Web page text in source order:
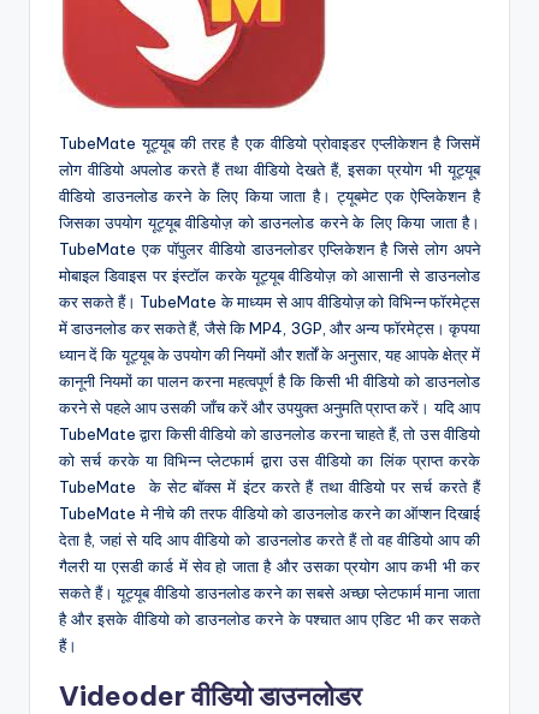
TubeMate यूट्यूब की तरह है एक वीडियो प्रोवाइडर एप्लीकेशन है जिसमें
लोग वीडियो अपलोड करते हैं तथा वीडियो देखते हैं, इसका प्रयोग भी यूट्यूब
वीडियो डाउनलोड करने के लिए किया जाता है। ट्यूबमेट एक ऐप्लिकेशन है
जिसका उपयोग यूट्यूब वीडियोज़ को डाउनलोड करने के लिए किया जाता है।
TubeMate एक पॉपुलर वीडियो डाउनलोडर एप्लिकेशन है जिसे लोग अपने
मोबाइल डिवाइस पर इंस्टॉल करके यूट्यूब वीडियोज़ को आसानी से डाउनलोड
कर सकते हैं। TubeMate के माध्यम से आप वीडियोज़ को विभिन्न फॉरमेट्स
में डाउनलोड कर सकते हैं, जैसे कि MP4, 3GP, और अन्य फॉरमेट्स। कृपया
ध्यान दें कि यूट्यूब के उपयोग की नियमों और शर्तों के अनुसार, यह आपके क्षेत्र में
कानूनी नियमों का पालन करना महत्वपूर्ण है कि किसी भी वीडियो को डाउनलोड
करने से पहले आप उसकी जाँच करें और उपयुक्त अनुमति प्राप्त करें। यदि आप
TubeMate द्वारा किसी वीडियो को डाउनलोड करना चाहते हैं, तो उस वीडियो
को सर्च करके या विभिन्न प्लेटफार्म द्वारा उस वीडियो का लिंक प्राप्त करके
TubeMate के सेट बॉक्स में इंटर करते हैं तथा वीडियो पर सर्च करते हैं
TubeMate मे नीचे की तरफ वीडियो को डाउनलोड करने का ऑप्शन दिखाई
देता है, जहां से यदि आप वीडियो को डाउनलोड करते हैं तो वह वीडियो आप की
गैलरी या एसडी कार्ड में सेव हो जाता है और उसका प्रयोग आप कभी भी कर
सकते हैं। यूट्यूब वीडियो डाउनलोड करने का सबसे अच्छा प्लेटफार्म माना जाता
है और इसके वीडियो को डाउनलोड करने के पश्चात आप एडिट भी कर सकते
हैं।
Videoder वीडियो डाउनलोडर